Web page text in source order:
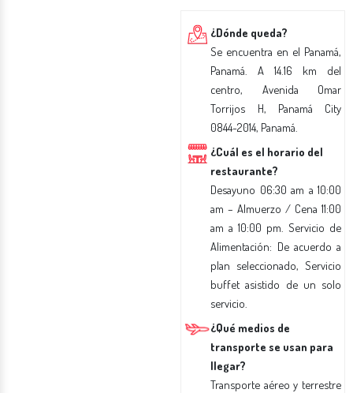
¿Dónde queda?
Se encuentra en el Panamá,
Panamá. A 14.16 km del
centro, Avenida Omar
Torrijos H, Panamá City
0844-2014, Panamá.
¿Cuál es el horario del
restaurante?
Desayuno 06:30 am a 10:00
am – Almuerzo / Cena 11:00
am a 10:00 pm. Servicio de
Alimentación: De acuerdo a
plan seleccionado, Servicio
buffet asistido de un solo
servicio.
¿Qué medios de
transporte se usan para
llegar?
Transporte aéreo y terrestre